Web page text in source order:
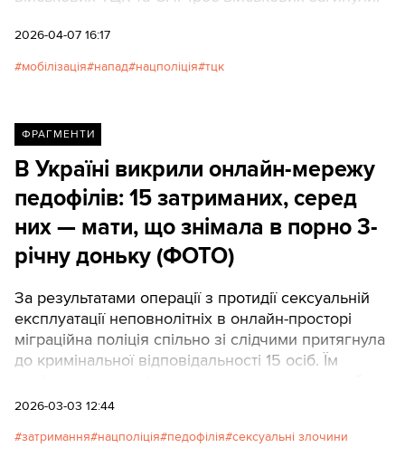
2026-04-07 16:17
мобілізація напад нацполіція тцк
ФРАГМЕНТИ
В Україні викрили онлайн-мережу
педофілів: 15 затриманих, серед
них — мати, що знімала в порно 3-
річну доньку (ФОТО)
За результатами операції з протидії сексуальній
експлуатації неповнолітніх в онлайн-просторі
міграційна поліція спільно зі слідчими притягнула
до кримінальної відповідальності 15 осіб. Їм
дитячої порнографії, а також вчинення інших
над дітьми.
2026-03-03 12:44
затримання нацполіція педофілія сексуальні злочини